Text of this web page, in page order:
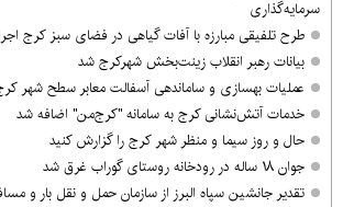
سرمایه‌گذاری
طرح تلفیقی مبارزه با آفات گیاهی در فضای سبز کرج
بیانات رهبر انقلاب زینت‌بخش شهرکرج شد
عملیات بهسازی و ساماندهی آسفالت معابر سطح شهر
خدمات آتش‌نشانی کرج به سامانه "کرج‌من" اضافه شد
حال و روز سیما و منظر شهر کرج را گزارش کنید
جوان ۱۸ ساله در رودخانه روستای گوراب غرق شد
تقدیر جانشین سپاه البرز از سازمان حمل و نقل بار و